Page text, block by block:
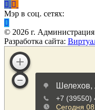
Мэр в соц. сетях:
© 2026 г.
Разработка сайта: